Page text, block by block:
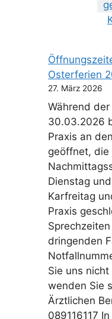
Osterferien
27. März 2026
Während
30.03.2026
Praxis an
geöffnet, die
Dienstag
Karfreitag
Praxis
dringenden
Sie uns
wenden Sie
Ärztlichen
089116117